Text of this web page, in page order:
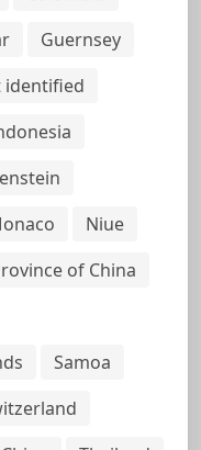
Guernsey
identified
Niue
of China
Samoa